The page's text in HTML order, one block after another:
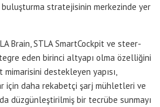
stratejisinin merkezinde yer
Brain, STLA SmartCockpit ve steer-
eden birinci altyapı olma özelliğini
destekleyen yapısı,
için daha rekabetçi şarj mühletleri ve
düzgünleştirilmiş bir tecrübe sunmayı